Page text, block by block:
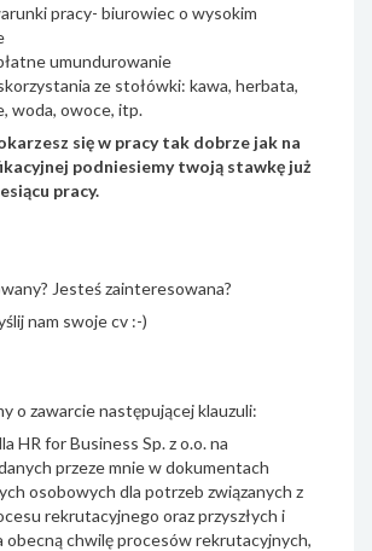
pracy- biurowiec o wysokim
umundurowanie
ze stołówki: kawa, herbata,
woda, owoce, itp.
się w pracy tak dobrze jak na
podniesiemy twoją stawkę już
pracy.
Jesteś zainteresowana?
nam swoje cv :-)
o zawarcie następującej klauzuli:
HR for Business Sp. z o.o. na
przeze mnie w dokumentach
osobowych dla potrzeb związanych z
rekrutacyjnego oraz przyszłych i
obecną chwilę procesów rekrutacyjnych,